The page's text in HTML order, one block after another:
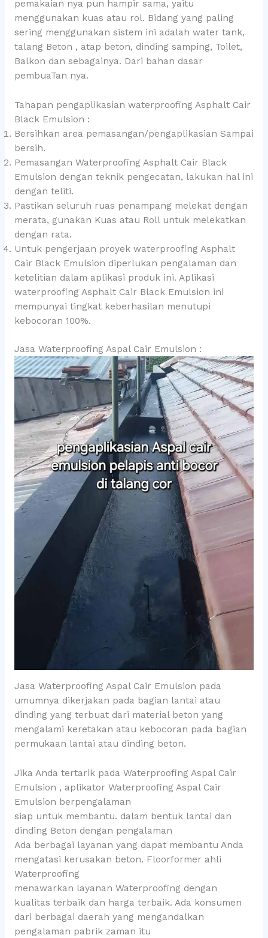
pemakaian nya pun hampir sama, yaitu
menggunakan kuas atau rol. Bidang yang paling
sering menggunakan sistem ini adalah water tank,
talang Beton , atap beton, dinding samping, Toilet,
Balkon dan sebagainya. Dari bahan dasar
pembuaTan nya.
Tahapan pengaplikasian waterproofing Asphalt Cair
Black Emulsion :
Bersihkan area pemasangan/pengaplikasian Sampai
bersih.
Pemasangan Waterproofing Asphalt Cair Black
Emulsion dengan teknik pengecatan, lakukan hal ini
dengan teliti.
Pastikan seluruh ruas penampang melekat dengan
merata, gunakan Kuas atau Roll untuk melekatkan
dengan rata.
Untuk pengerjaan proyek waterproofing Asphalt
Cair Black Emulsion diperlukan pengalaman dan
ketelitian dalam aplikasi produk ini. Aplikasi
waterproofing Asphalt Cair Black Emulsion ini
mempunyai tingkat keberhasilan menutupi
kebocoran 100%.
Jasa Waterproofing Aspal Cair Emulsion :
Jasa Waterproofing Aspal Cair Emulsion pada
umumnya dikerjakan pada bagian lantai atau
dinding yang terbuat dari material beton yang
mengalami keretakan atau kebocoran pada bagian
permukaan lantai atau dinding beton.
Jika Anda tertarik pada Waterproofing Aspal Cair
Emulsion , aplikator Waterproofing Aspal Cair
Emulsion berpengalaman
siap untuk membantu. dalam bentuk lantai dan
dinding Beton dengan pengalaman
Ada berbagai layanan yang dapat membantu Anda
mengatasi kerusakan beton. Floorformer ahli
Waterproofing
menawarkan layanan Waterproofing dengan
kualitas terbaik dan harga terbaik. Ada konsumen
dari berbagai daerah yang mengandalkan
pengalaman pabrik zaman itu